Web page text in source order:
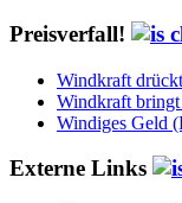
Preisverfall!
Windkraft
Windkraft
Windiges Geld
Externe Links